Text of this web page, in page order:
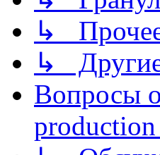
↳ Прочее
↳ Другие
Вопросы